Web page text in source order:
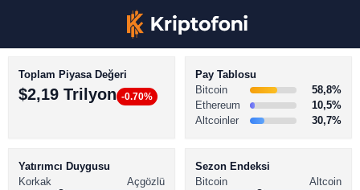
BİTCOİN HABERLERİ
Toplam Piyasa Değeri
$2,19 Trilyon -0.70%
Pay Tablosu
Bitcoin
58,8%
Ethereum
10,5%
Altcoinler
30,7%
Yatırımcı Duygusu
Korkak
Açgözlü
Sezon Endeksi
Bitcoin
Altcoin